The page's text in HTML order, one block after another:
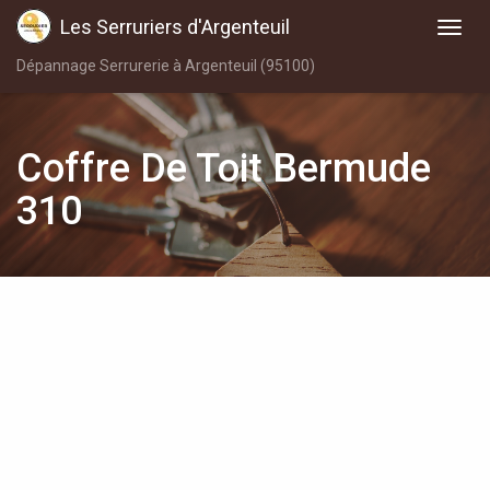
Les Serruriers d'Argenteuil
Dépannage Serrurerie à Argenteuil (95100)
Coffre De Toit Bermude
310